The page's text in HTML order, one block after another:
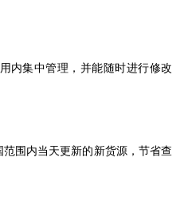
内集中管理，并能随时进行修改
围内当天更新的新货源，节省查